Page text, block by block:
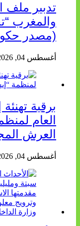
تدبير ملف
والمغرب
(مصدر
أغسطس 04, 2026
برقية
العام
العرش
أغسطس 04, 2026